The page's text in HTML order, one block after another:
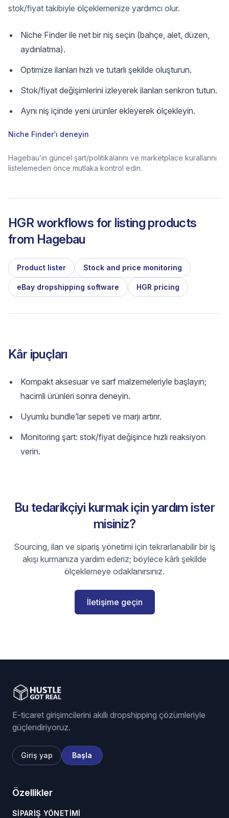
stok/fiyat takibiyle ölçeklemenize yardımcı olur.
Niche Finder ile net bir niş seçin (bahçe, alet, düzen,
aydınlatma).
Optimize ilanları hızlı ve tutarlı şekilde oluşturun.
Stok/fiyat değişimlerini izleyerek ilanları senkron tutun.
Aynı niş içinde yeni ürünler ekleyerek ölçekleyin.
Niche Finder’ı deneyin
Hagebau’in güncel şart/politikalarını ve marketplace kurallarını
listelemeden önce mutlaka kontrol edin.
HGR workflows for listing products
from Hagebau
Product lister Stock and price monitoring
eBay dropshipping software HGR pricing
Kâr ipuçları
Kompakt aksesuar ve sarf malzemeleriyle başlayın;
hacimli ürünleri sonra deneyin.
Uyumlu bundle’lar sepeti ve marjı artırır.
Monitoring şart: stok/fiyat değişince hızlı reaksiyon
verin.
Bu tedarikçiyi kurmak için yardım ister
misiniz?
Sourcing, ilan ve sipariş yönetimi için tekrarlanabilir bir iş
akışı kurmanıza yardım ederiz; böylece kârlı şekilde
ölçeklemeye odaklanırsınız.
İletişime geçin
E-ticaret girişimcilerini akıllı dropshipping çözümleriyle
güçlendiriyoruz.
Giriş yap Başla
Özellikler
SIPARIŞ YÖNETIMI